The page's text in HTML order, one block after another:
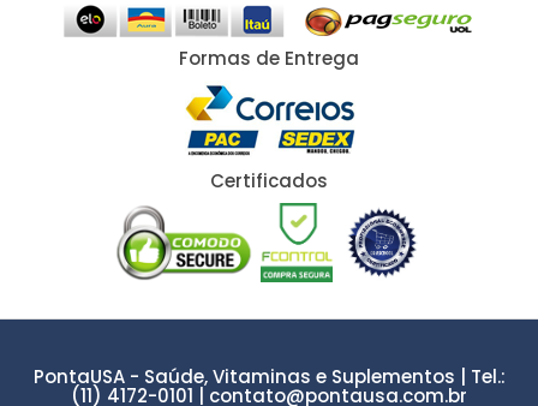
Formas de Entrega
Certificados
PontaUSA - Saúde, Vitaminas e Suplementos | Tel.:
(11) 4172-0101 | contato@pontausa.com.br